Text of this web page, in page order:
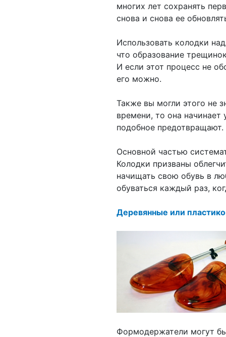
многих лет сохранять
снова и снова ее
Использовать колодки
что образование
И если этот процесс не
его можно.
Также вы могли этого не
времени, то она
подобное предотвращают.
Основной частью
Колодки призваны
начищать свою обувь в
обуваться каждый раз,
Деревянные или
Формодержатели могут